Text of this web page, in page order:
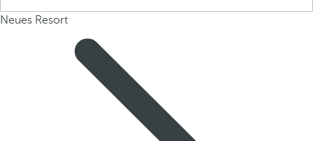
Neues Resort